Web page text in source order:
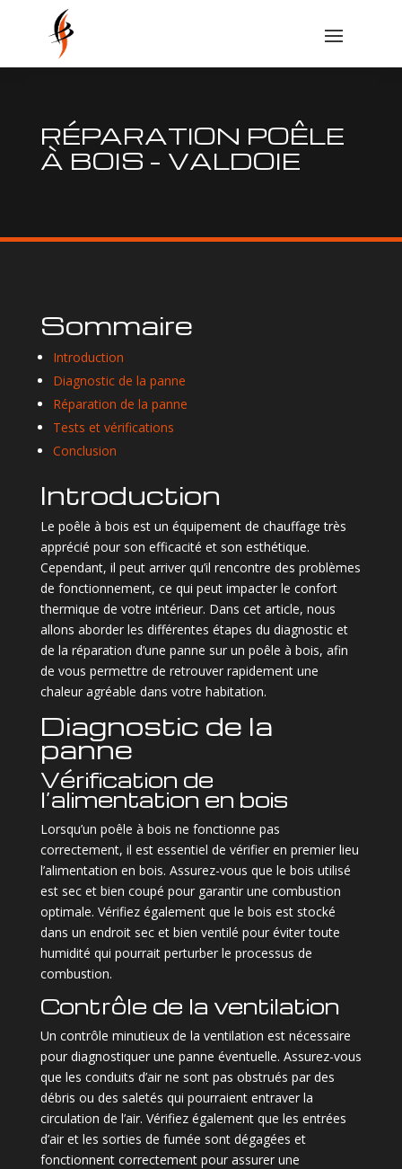
RÉPARATION POÊLE
À BOIS – VALDOIE
Sommaire
Introduction
Diagnostic de la panne
Réparation de la panne
Tests et vérifications
Conclusion
Introduction
Le poêle à bois est un équipement de chauffage très
apprécié pour son efficacité et son esthétique.
Cependant, il peut arriver qu’il rencontre des problèmes
de fonctionnement, ce qui peut impacter le confort
thermique de votre intérieur. Dans cet article, nous
allons aborder les différentes étapes du diagnostic et
de la réparation d’une panne sur un poêle à bois, afin
de vous permettre de retrouver rapidement une
chaleur agréable dans votre habitation.
Diagnostic de la
panne
Vérification de
l’alimentation en bois
Lorsqu’un poêle à bois ne fonctionne pas
correctement, il est essentiel de vérifier en premier lieu
l’alimentation en bois. Assurez-vous que le bois utilisé
est sec et bien coupé pour garantir une combustion
optimale. Vérifiez également que le bois est stocké
dans un endroit sec et bien ventilé pour éviter toute
humidité qui pourrait perturber le processus de
combustion.
Contrôle de la ventilation
Un contrôle minutieux de la ventilation est nécessaire
pour diagnostiquer une panne éventuelle. Assurez-vous
que les conduits d’air ne sont pas obstrués par des
débris ou des saletés qui pourraient entraver la
circulation de l’air. Vérifiez également que les entrées
d’air et les sorties de fumée sont dégagées et
fonctionnent correctement pour assurer une